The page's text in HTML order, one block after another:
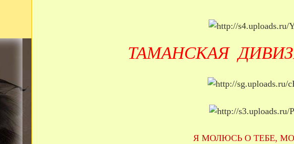
ТАМАНСКАЯ
Я МОЛЮСЬ О ТЕБЕ,